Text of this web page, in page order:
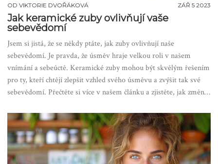
OD VIKTORIE DVOŘÁKOVÁ ZÁŘ 5 2023
Jak keramické zuby ovlivňují vaše
sebevědomí
Jsem si jistá, že se někdy ptáte, jak zuby ovlivňují naše
sebevědomí. Je pravda, že úsměv hraje velkou roli v našem
vnímání a sebeúctě. Keramické zuby mohou být skvělým řešením
pro ty, kteří chtějí zlepšit vzhled svého úsměvu a zvýšit tak své
sebevědomí. Přečtěte si více v našem článku a zjistěte, jak změna